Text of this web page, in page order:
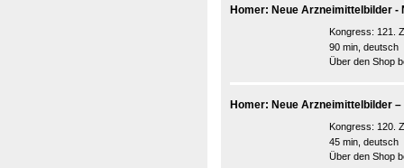
Homer: Neue Arzneimittelbilder -
Kongress: 121.
90 min, deutsch
Über den Shop
Homer: Neue Arzneimittelbilder
Kongress: 120.
45 min, deutsch
Über den Shop